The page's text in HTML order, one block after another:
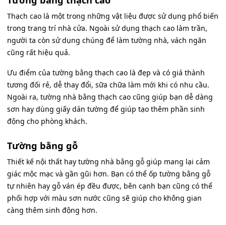
Thạch cao là một trong những vật liệu được sử dụng phổ biến
trong trang trí nhà cửa. Ngoài sử dụng thạch cao làm trần,
người ta còn sử dụng chúng để làm tường nhà, vách ngăn
cũng rất hiệu quả.
Ưu điểm của tường bằng thạch cao là đẹp và có giá thành
tương đối rẻ, dễ thay đổi, sữa chữa làm mới khi có nhu cầu.
Ngoài ra, tường nhà bằng thạch cao cũng giúp bạn dễ dàng
sơn hay dùng giấy dán tường để giúp tạo thêm phần sinh
động cho phòng khách.
Tường bằng gỗ
Thiết kế nội thất hay tường nhà bằng gỗ giúp mang lại cảm
giác mộc mạc và gần gũi hơn. Bạn có thể ốp tường bằng gỗ
tự nhiên hay gỗ ván ép đều được, bên cạnh bạn cũng có thể
phối hợp với màu sơn nước cũng sẽ giúp cho không gian
càng thêm sinh động hơn.